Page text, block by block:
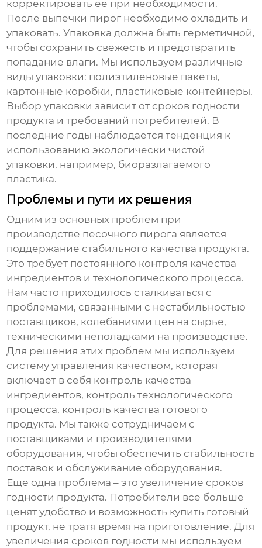
корректировать ее при необходимости.
После выпечки пирог необходимо охладить и
упаковать. Упаковка должна быть герметичной,
чтобы сохранить свежесть и предотвратить
попадание влаги. Мы используем различные
виды упаковки: полиэтиленовые пакеты,
картонные коробки, пластиковые контейнеры.
Выбор упаковки зависит от сроков годности
продукта и требований потребителей. В
последние годы наблюдается тенденция к
использованию экологически чистой
упаковки, например, биоразлагаемого
пластика.
Проблемы и пути их решения
Одним из основных проблем при
производстве песочного пирога является
поддержание стабильного качества продукта.
Это требует постоянного контроля качества
ингредиентов и технологического процесса.
Нам часто приходилось сталкиваться с
проблемами, связанными с нестабильностью
поставщиков, колебаниями цен на сырье,
техническими неполадками на производстве.
Для решения этих проблем мы используем
систему управления качеством, которая
включает в себя контроль качества
ингредиентов, контроль технологического
процесса, контроль качества готового
продукта. Мы также сотрудничаем с
поставщиками и производителями
оборудования, чтобы обеспечить стабильность
поставок и обслуживание оборудования.
Еще одна проблема – это увеличение сроков
годности продукта. Потребители все больше
ценят удобство и возможность купить готовый
продукт, не тратя время на приготовление. Для
увеличения сроков годности мы используем